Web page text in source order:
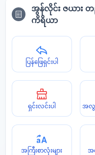
အွန်လိုင်း ဇယား
ကိရိယာ
ပြန်ဖြေရှင်းပါ
ရှင်းလင်းပါ အလွ
အကြီးစာလုံးများ အ